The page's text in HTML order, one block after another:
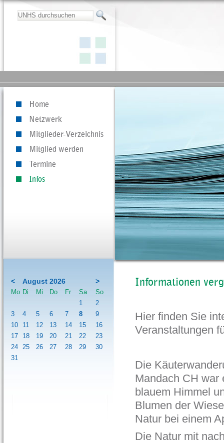
Home
Netzwerk
Mitglieder-Verzeichnis
Mitglied werden
Termine
Infos
< August 2026 >
Mo Di Mi Do Fr Sa
So
1
2
3
4 5 6 7 8
9
10
11 12 13 14 15
16
17
18 19 20 21 22
23
24 25 26 27 28 29
30
31
Informationen
Hier finden Sie
Veranstaltungen
Die
Mandach CH war
blauem Himmel
Blumen der
Natur bei einem
Die Natur mit